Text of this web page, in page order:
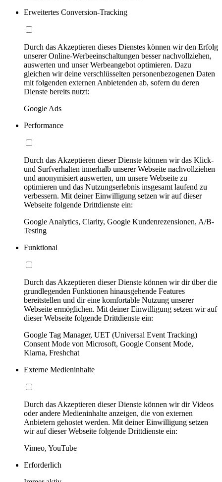
Erweitertes Conversion-Tracking
Durch das Akzeptieren dieses Dienstes können wir den Erfolg
unserer Online-Werbeeinschaltungen besser nachvollziehen,
auswerten und unser Werbeangebot optimieren. Dazu
gleichen wir deine verschlüsselten personenbezogenen Daten
mit folgenden externen Anbietenden ab, sofern du deren
Dienste bereits nutzt:
Google Ads
Performance
Durch das Akzeptieren dieser Dienste können wir das Klick-
und Surfverhalten innerhalb unserer Webseite nachvollziehen
und anonymisiert auswerten, um unsere Webseite zu
optimieren und das Nutzungserlebnis insgesamt laufend zu
verbessern. Mit deiner Einwilligung setzen wir auf dieser
Webseite folgende Drittdienste ein:
Google Analytics, Clarity, Google Kundenrezensionen, A/B-
Testing
Funktional
Durch das Akzeptieren dieser Dienste können wir dir über die
grundlegenden Funktionen hinausgehende Features
bereitstellen und dir eine komfortable Nutzung unserer
Webseite ermöglichen. Mit deiner Einwilligung setzen wir auf
dieser Webseite folgende Drittdienste ein:
Google Tag Manager, UET (Universal Event Tracking)
Consent Mode von Microsoft, Google Consent Mode,
Klarna, Freshchat
Externe Medieninhalte
Durch das Akzeptieren dieser Dienste können wir dir Videos
oder andere Medieninhalte anzeigen, die von externen
Anbietern gehostet werden. Mit deiner Einwilligung setzen
wir auf dieser Webseite folgende Drittdienste ein:
Vimeo, YouTube
Erforderlich